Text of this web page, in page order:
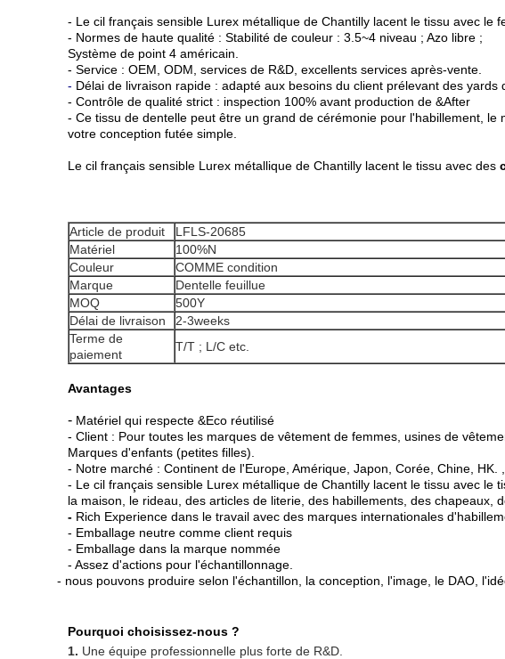
- Le cil français sensible Lurex métallique de Chantilly lacent le tissu avec
- Normes de haute qualité : Stabilité de couleur : 3.5~4 niveau ; Azo libre ;
Système de point 4 américain.
- Service : OEM, ODM, services de R&D, excellents services après-vente.
- Délai de livraison rapide : adapté aux besoins du client prélevant des yards
- Contrôle de qualité strict : inspection 100% avant production de &After
- Ce tissu de dentelle peut être un grand de cérémonie pour l'habillement,
votre conception futée simple.
Le cil français sensible Lurex métallique de Chantilly lacent le tissu avec des
Article de produit
LFLS-20685
Matériel
100%N
Couleur
COMME condition
Marque
Dentelle feuillue
MOQ
500Y
Délai de livraison
2-3weeks
Terme de
paiement
T/T ; L/C etc.
Avantages
- Matériel qui respecte &Eco réutilisé
- Client : Pour toutes les marques de vêtement de femmes, usines de
Marques d'enfants (petites filles).
- Notre marché : Continent de l'Europe, Amérique, Japon, Corée, Chine, HK. ,
- Le cil français sensible Lurex métallique de Chantilly lacent le tissu avec
la maison, le rideau, des articles de literie, des habillements, des chapeaux,
- Rich Experience dans le travail avec des marques internationales
- Emballage neutre comme client requis
- Emballage dans la marque nommée
- Assez d'actions pour l'échantillonnage.
- nous pouvons produire selon l'échantillon, la conception, l'image, le DAO,
Pourquoi choisissez-nous ?
1. Une équipe professionnelle plus forte de R&D.